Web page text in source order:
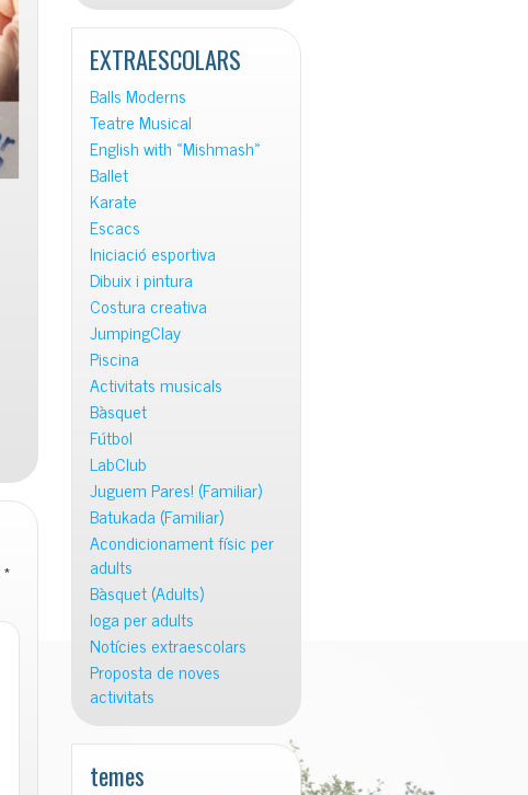
*
notícies
EXTRAESCOLARS
Balls Moderns
Teatre Musical
English with «Mishmash»
Ballet
Karate
Escacs
Iniciació esportiva
Dibuix i pintura
Costura creativa
JumpingClay
Piscina
Activitats musicals
Bàsquet
Fútbol
LabClub
Juguem Pares! (Familiar)
Batukada (Familiar)
Acondicionament físic per
adults
Bàsquet (Adults)
Ioga per adults
Notícies extraescolars
Proposta de noves
activitats
temes